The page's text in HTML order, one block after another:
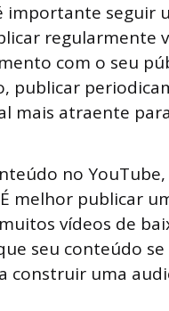
importante seguir
regularmente
com o seu
publicar
mais atraente
no
melhor publicar
vídeos de
seu conteúdo
construir uma